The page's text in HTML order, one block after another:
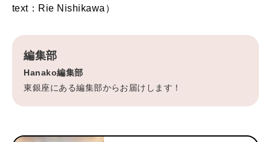
text：Rie Nishikawa）
編集部
Hanako編集部
東銀座にある編集部からお届けします！